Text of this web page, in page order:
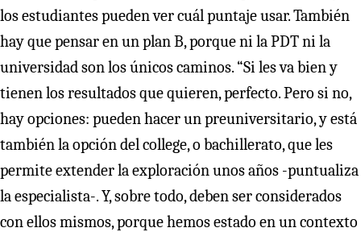
los estudiantes pueden ver cuál puntaje usar. También
hay que pensar en un plan B, porque ni la PDT ni la
universidad son los únicos caminos. “Si les va bien y
tienen los resultados que quieren, perfecto. Pero si no,
hay opciones: pueden hacer un preuniversitario, y está
también la opción del college, o bachillerato, que les
permite extender la exploración unos años -puntualiza
la especialista-. Y, sobre todo, deben ser considerados
con ellos mismos, porque hemos estado en un contexto